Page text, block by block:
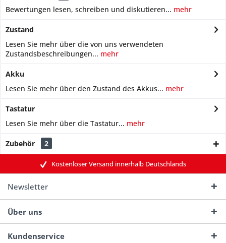
Bewertungen lesen, schreiben und diskutieren... mehr
Zustand
Lesen Sie mehr über die von uns verwendeten
Zustandsbeschreibungen... mehr
Akku
Lesen Sie mehr über den Zustand des Akkus... mehr
Tastatur
Lesen Sie mehr über die Tastatur... mehr
Zubehör 2
Kostenloser Versand innerhalb Deutschlands
Newsletter
Über uns
Kundenservice